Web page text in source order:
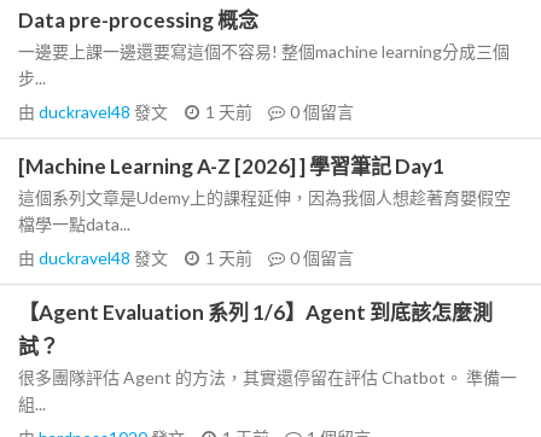
Data pre-processing 概念
一邊要上課一邊還要寫這個不容易! 整個machine learning分成三個
步...
由 duckravel48 發文 1 天前 0個留言
[Machine Learning A-Z [2026] ] 學習筆記 Day1
這個系列文章是Udemy上的課程延伸，因為我個人想趁著育嬰假空
檔學一點data...
由 duckravel48 發文 1 天前 0個留言
【Agent Evaluation 系列 1/6】Agent 到底該怎麼測
試？
很多團隊評估 Agent 的方法，其實還停留在評估 Chatbot。 準備一
組...